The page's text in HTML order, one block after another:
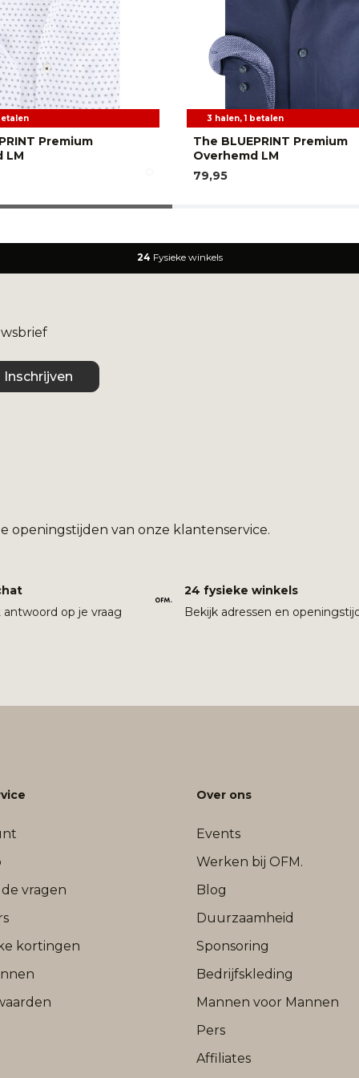
Premium
LM
3 halen, 1 betalen
The BLUEPRINT Premium
Overhemd LM
79,95
24 Fysieke winkels
Inschrijven
openingstijden van onze klantenservice.
op je vraag
24 fysieke winkels
Bekijk adressen en
vragen
kortingen
Over ons
Events
Werken bij OFM.
Blog
Duurzaamheid
Sponsoring
Bedrijfskleding
Mannen voor Mannen
Pers
Affiliates